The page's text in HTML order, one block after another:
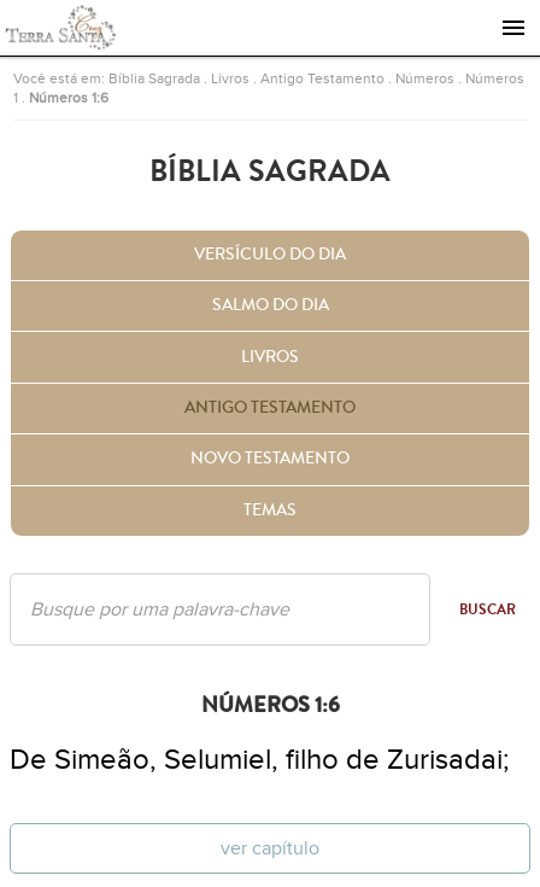
Ir para a página inicial
Você está em: Bíblia Sagrada Livros .Antigo Testamento Números
Números
1
Números 1:6
BÍBLIA SAGRADA
VERSÍCULO DO DIA
SALMO DO DIA
LIVROS
ANTIGO TESTAMENTO
NOVO TESTAMENTO
TEMAS
BUSCAR
NÚMEROS 1:6
De Simeão, Selumiel, filho de Zurisadai;
ver capítulo